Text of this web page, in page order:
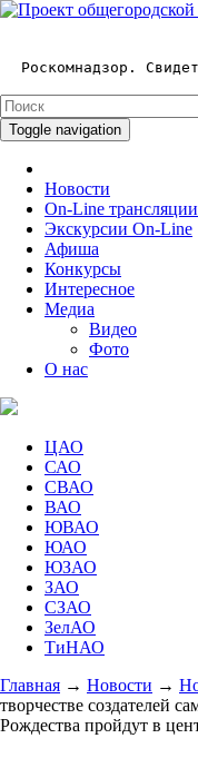
Роскомнадзор.
Toggle navigation
Новости
On-Line трансляции
Экскурсии On-Line
Афиша
Конкурсы
Интересное
Медиа
Видео
Фото
О нас
ЦАО
САО
СВАО
ВАО
ЮВАО
ЮАО
ЮЗАО
ЗАО
СЗАО
ЗелАО
ТиНАО
Главная → Новости →
творчестве создателей
Рождества пройдут в